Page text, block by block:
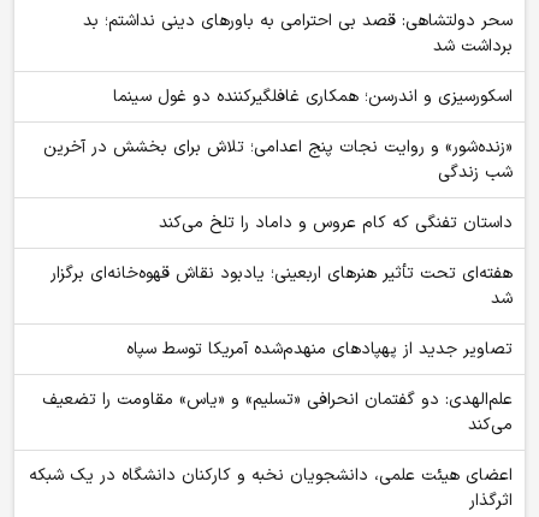
سحر دولتشاهی: قصد بی احترامی به باورهای دینی نداشتم؛ بد
برداشت شد
اسکورسیزی و اندرسن؛ همکاری غافلگیرکننده دو غول سینما
«زنده‌شور» و روایت نجات پنج اعدامی؛ تلاش برای بخشش در آخرین
شب زندگی
داستان تفنگی که کام عروس و داماد را تلخ می‌کند
هفته‌ای تحت تأثیر هنرهای اربعینی؛ یادبود نقاش قهوه‌خانه‌ای برگزار
شد
تصاویر جدید از پهپادهای منهدم‌شده آمریکا توسط سپاه
علم‌الهدی: دو گفتمان انحرافی «تسلیم» و «یاس» مقاومت را تضعیف
می‌کند
اعضای هیئت علمی، دانشجویان نخبه و کارکنان دانشگاه در یک شبکه‌
اثرگذار